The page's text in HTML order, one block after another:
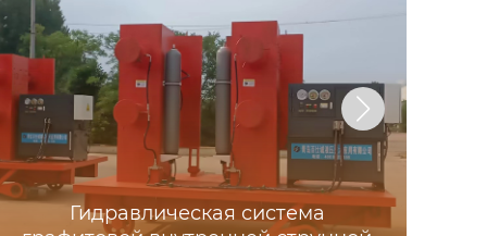
Гидравлическая система